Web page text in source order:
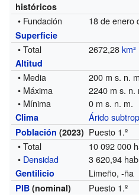
históricos
• Fundación 18 de enero
Superficie
• Total 2672,28km²
Altitud
• Media
200 m s. n.
• Máxima
2240 m s. n.
• Mínima
0 m s. n. m.
Clima Árido
Población (2023) Puesto 1.º
• Total
10 092 000
• Densidad 3 620,94
Gentilicio Limeño, -ña
PIB (nominal)
Puesto 1.º